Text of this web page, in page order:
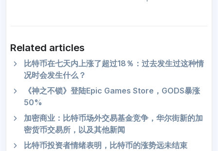
Related articles
比特币在七天内上涨了超过18％：过去发生过这种情
况时会发生什么？
《神之不锁》登陆Epic Games Store，GODS暴涨
50%
加密商业：比特币场外交易基金竞争，华尔街新的加
密货币交易所，以及其他新闻
比特币投资者情绪表明，比特币的涨势远未结束